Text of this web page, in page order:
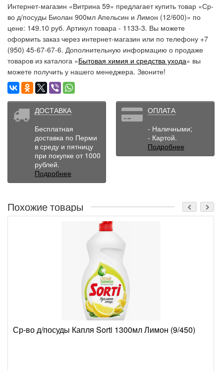
Интернет-магазин «Витрина 59» предлагает купить товар «Ср-
во д/посуды Биолан 900мл Апельсин и Лимон (12/600)» по
цене: 149.10 руб. Артикул товара - 1133-3. Вы можете
оформить заказ через интернет-магазин или по телефону +7
(950) 45-67-67-6. Дополнительную информацию о продаже
товаров из каталога «Бытовая химия и средства ухода» вы
можете получить у нашего менеджера. Звоните!
ДОСТАВКА
Бесплатная
доставка по Перми
в среду и пятницу
при покупке от 1000
рублей.
Подробнее
ОПЛАТА
- Наличными;
- Картой.
Подробнее
Похожие товары
Ср-во д/посуды Капля Sorti 1300мл Лимон (9/450)